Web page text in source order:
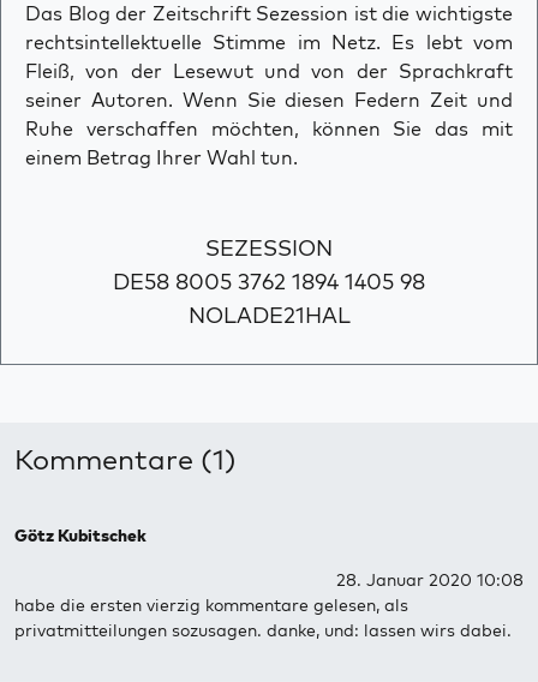
Das Blog der Zeitschrift Sezession ist die wichtigste
rechtsintellektuelle Stimme im Netz. Es lebt vom
Fleiß, von der Lesewut und von der Sprachkraft
seiner Autoren. Wenn Sie diesen Federn Zeit und
Ruhe verschaffen möchten, können Sie das mit
einem Betrag Ihrer Wahl tun.
SEZESSION
DE58 8005 3762 1894 1405 98
NOLADE21HAL
Kommentare (1)
Götz Kubitschek
28. Januar 2020 10:08
habe die ersten vierzig kommentare gelesen, als
privatmitteilungen sozusagen. danke, und: lassen wirs dabei.